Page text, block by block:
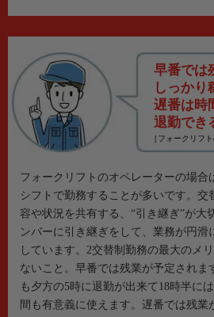
早番では
しっかり
遅番は時
退勤でき
［フォークリフ
フォークリフトのオペレーターの場合
シフトで勤務することが多いです。交
容や状況を共有する、“引き継ぎ”が大
ンバーに引き継ぎをして、業務が円滑
しています。2交替制勤務の最大のメ
ないこと。早番では残業が予定されま
も夕方の5時に退勤が出来て18時半に
間も有意義に使えます。遅番では残業